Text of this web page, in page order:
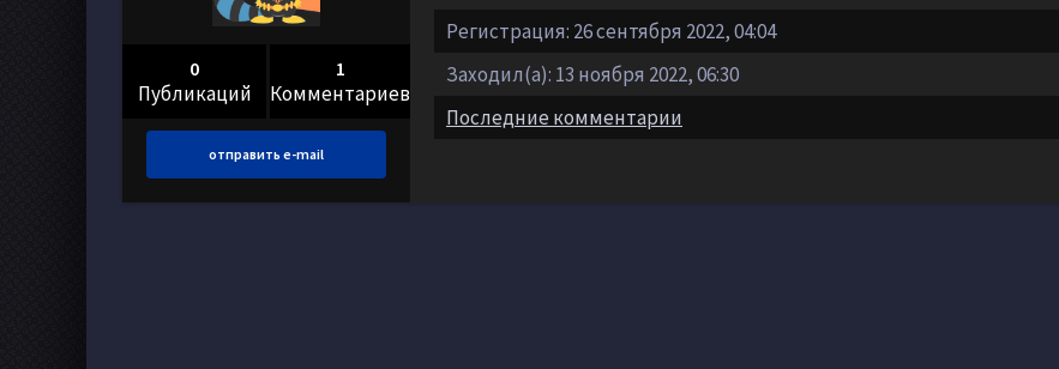
0
Публикаций
1
Комментариев
отправить e-mail
Регистрация: 26 сентября 2022, 04:04
Заходил(а): 13 ноября 2022, 06:30
Последние комментарии